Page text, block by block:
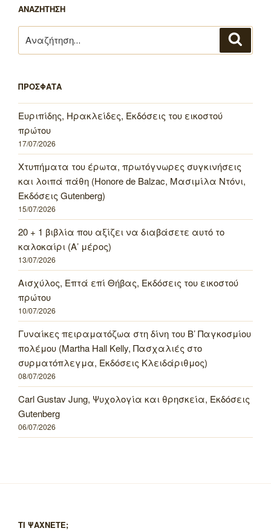
ΑΝΑΖΗΤΗΣΗ
για:
ΠΡΟΣΦΑΤΑ
Ευριπίδης, Ηρακλείδες, Εκδόσεις του εικοστού
πρώτου
17/07/2026
Χτυπήματα του έρωτα, πρωτόγνωρες συγκινήσεις
και λοιπά πάθη (Honore de Balzac, Μασιμίλα Ντόνι,
Εκδόσεις Gutenberg)
15/07/2026
20 + 1 βιβλία που αξίζει να διαβάσετε αυτό το
καλοκαίρι (Α’ μέρος)
13/07/2026
Αισχύλος, Επτά επί Θήβας, Εκδόσεις του εικοστού
πρώτου
10/07/2026
Γυναίκες πειραματόζωα στη δίνη του Β’ Παγκοσμίου
πολέμου (Martha Hall Kelly, Πασχαλιές στο
συρματόπλεγμα, Εκδόσεις Κλειδάριθμος)
08/07/2026
Carl Gustav Jung, Ψυχολογία και θρησκεία, Εκδόσεις
Gutenberg
06/07/2026
ΤΙ ΨΑΧΝΕΤΕ;